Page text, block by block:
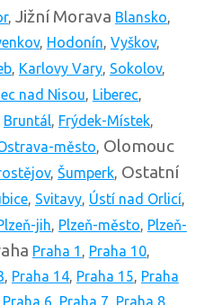
, Jižní Morava Blansko,
, Hodonín, Vyškov,
, Karlovy Vary, Sokolov,
nad Nisou, Liberec,
Bruntál, Frýdek-Místek,
město, Olomouc
, Šumperk, Ostatní
, Svitavy, Ústí nad Orlicí,
jih, Plzeň-město, Plzeň-
Praha 1 , Praha 10,
, Praha 14, Praha 15, Praha
Praha 6 Praha 7 Praha 8,